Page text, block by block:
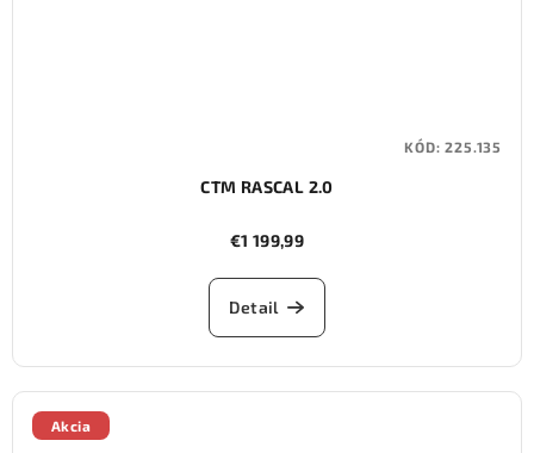
CTM RASCAL 2.0
€1 199,99
Detail
KÓD:225.135
Akcia